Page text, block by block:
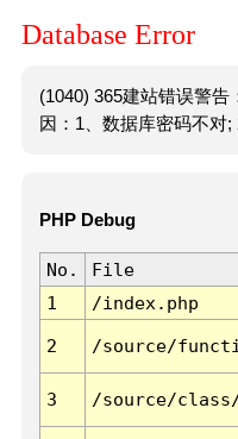
Database Error
(1040) 365建站错误警
因：1、数据库密码不对;
PHP Debug
No. File
1
/index.php
2 /source/
3 /source/